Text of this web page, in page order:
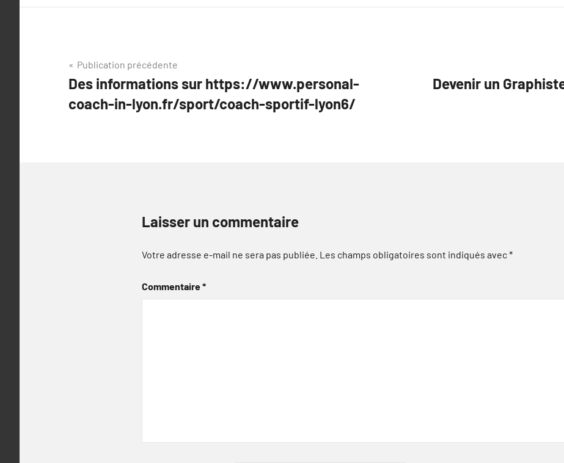
Navigation
de
l’article
Publication précédente
Des informations sur https://www.personal-
coach-in-lyon.fr/sport/coach-sportif-lyon6/
Devenir un
Laisser un commentaire
Votre adresse e-mail ne sera pas publiée. Les champs obligatoires sont indiqués avec*
Commentaire*